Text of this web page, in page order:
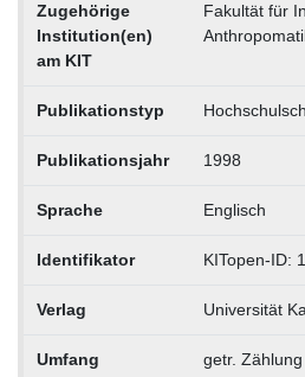
Zugehörige
Institution(en)
am KIT
Fakultät für
Publikationstyp
Publikationsjahr 1998
Sprache Englisch
Identifikator KITopen-ID:
Verlag Universität
Umfang getr. Zählung